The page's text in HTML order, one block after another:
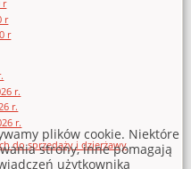
r
r
r
r.
r.
r.
do sprzedaży i dzierżawy
plików cookie. Niektóre
strony, inne pomagają
użytkownika